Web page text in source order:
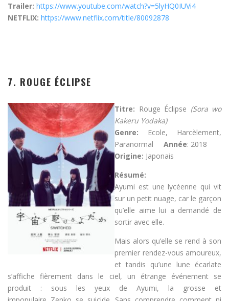
Trailer: https://www.youtube.com/watch?v=5lyHQ0IUVi4
NETFLIX: https://www.netflix.com/title/80092878
7. ROUGE ÉCLIPSE
Titre: Rouge Éclipse (Sora wo
Kakeru Yodaka)
Genre: Ecole, Harcèlement,
Paranormal Année: 2018
Origine: Japonais
Résumé:
Ayumi est une lycéenne qui vit
sur un petit nuage, car le garçon
qu’elle aime lui a demandé de
sortir avec elle.
Mais alors qu’elle se rend à son
premier rendez-vous amoureux,
et tandis qu’une lune écarlate
s’affiche fièrement dans le ciel, un étrange événement se
produit : sous les yeux de Ayumi, la grosse et